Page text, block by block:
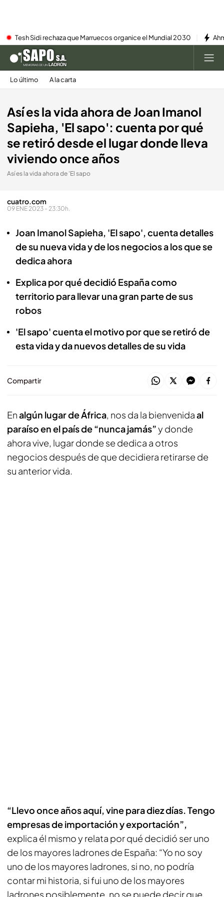
Tesh Sidi rechaza que Marruecos organice el Mundial 2030
Lo último A la carta
Así es la vida ahora de Joan Imanol
Sapieha, 'El sapo': cuenta por qué
se retiró desde el lugar donde lleva
viviendo once años
Así es la vida ahora de 'El sapo
cuatro.com
09 ENE 2023 - 23:30h.
Joan Imanol Sapieha, 'El sapo', cuenta detalles
de su nueva vida y de los negocios a los que se
dedica ahora
Explica por qué decidió España como
territorio para llevar una gran parte de sus
robos
'El sapo' cuenta el motivo por que se retiró de
esta vida y da nuevos detalles de su vida
Compartir
Enalgún lugar de África, nos da la bienvenidaal
paraíso en el país de “nunca jamás”y donde
ahora vive, lugar donde se dedica a otros
negocios después de que decidiera retirarse de
su anterior vida.
“Llevo once años aquí, vine para diez días.Tengo
empresas de importación y exportación”,
explica él mismo y relata por qué decidió ser uno
de los mayores ladrones de España: “Yo no soy
uno de los mayores ladrones, si no, no podría
contar mi historia, si fui uno de los mayores
ladrones posiblemente, no se puede decir que